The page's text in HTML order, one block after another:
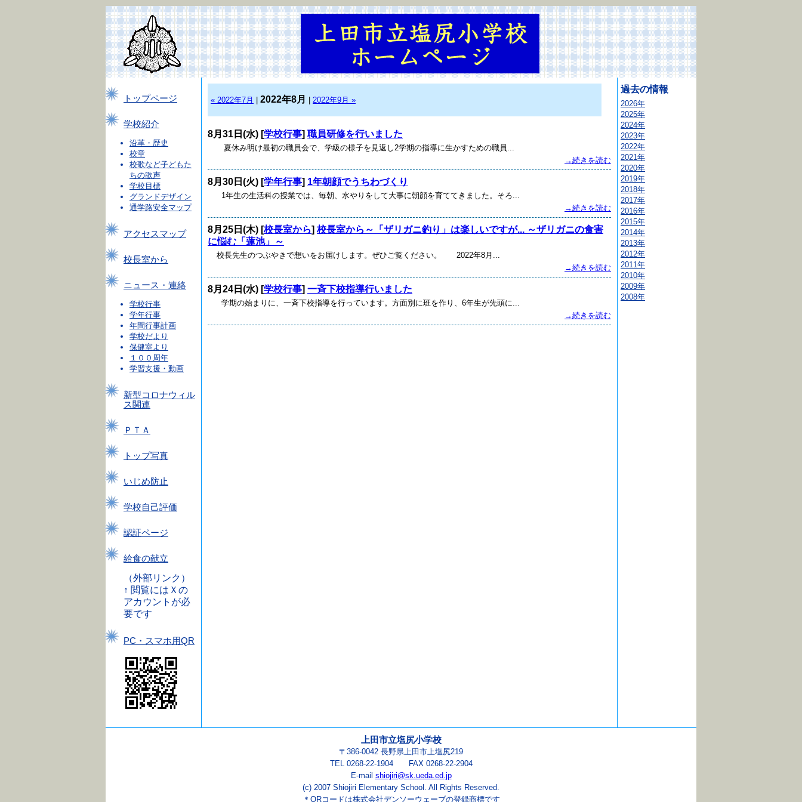
トップページ
学校紹介
沿革・歴史
校章
校歌など子どもた
ちの歌声
学校目標
グランドデザイン
通学路安全マップ
アクセスマップ
校長室から
ニュース・連絡
学校行事
学年行事
年間行事計画
学校だより
保健室より
１００周年
学習支援・動画
新型コロナウィル
ス関連
ＰＴＡ
トップ写真
いじめ防止
学校自己評価
認証ページ
給食の献立
（外部リンク）
↑ 閲覧にはＸの
アカウントが必
要です
PC・スマホ用QR
« 2022年7月 2022年8月 2022年9月 »
8月31日(水) [学校行事] 職員研修を行いました
夏休み明け最初の職員会で、学級の様子を見返し2学期の指導に生かすための職員...
→続きを読む
8月30日(火) [学年行事] 1年朝顔でうちわづくり
1年生の生活科の授業では、毎朝、水やりをして大事に朝顔を育ててきました。そろ...
→続きを読む
8月25日(木) [校長室から] 校長室から～「ザリガニ釣り」は楽しいですが... ～ザリガニの食害
に悩む「蓮池」～
校長先生のつぶやきで想いをお届けします。ぜひご覧ください。 2022年8月...
→続きを読む
8月24日(水) [学校行事] 一斉下校指導行いました
学期の始まりに、一斉下校指導を行っています。方面別に班を作り、6年生が先頭に...
→続きを読む
過去の情報
2026年
2025年
2024年
2023年
2022年
2021年
2020年
2019年
2018年
2017年
2016年
2015年
2014年
2013年
2012年
2011年
2010年
2009年
2008年
上田市立塩尻小学校
〒386-0042 長野県上田市上塩尻219
TEL 0268-22-1904 FAX 0268-22-2904
E-mail shiojiri@sk.ueda.ed.jp
(c) 2007 Shiojiri Elementary School. All Rights Reserved.
＊QRコードは株式会社デンソーウェーブの登録商標です